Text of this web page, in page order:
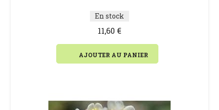
En stock
11,60 €
AJOUTER AU PANIER